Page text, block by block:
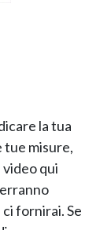
la tua
tue misure,
qui
fornirai. Se